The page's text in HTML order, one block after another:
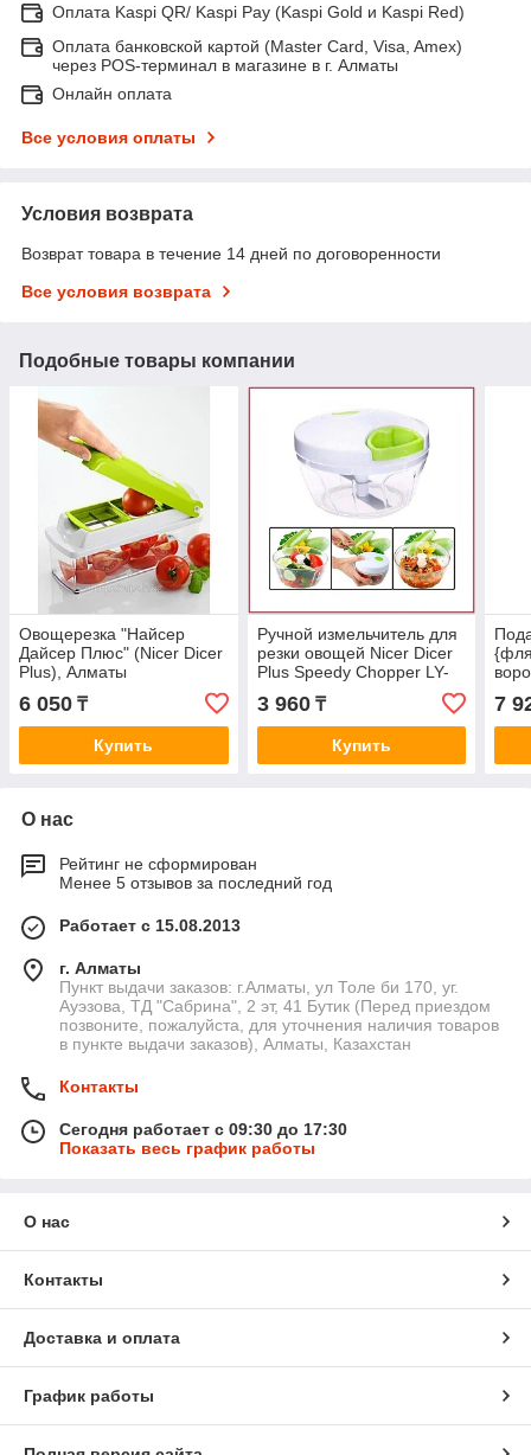
Оплата Kaspi QR/ Kaspi Pay (Kaspi Gold и Kaspi Red)
Оплата банковской картой (Master Card, Visa, Amex)
через POS-терминал в магазине в г. Алматы
Онлайн оплата
Все условия оплаты
Условия возврата
Возврат товара в течение 14 дней по договоренности
Все условия возврата
Подобные товары компании
Овощерезка "Найсер
Дайсер Плюс" (Nicer Dicer
Plus), Алматы
6 050 ₸
Купить
Ручной измельчитель для
резки овощей Nicer Dicer
Plus Speedy Chopper LY-
606 (Найсер Дайсер
Плюс) 400 мл
3 960₸
Купить
7
О нас
Рейтинг не сформирован
Менее 5 отзывов за последний год
Работает с 15.08.2013
г. Алматы
Пункт выдачи заказов: г.Алматы, ул Толе би 170, уг.
Ауэзова, ТД "Сабрина", 2 эт, 41 Бутик (Перед приездом
позвоните, пожалуйста, для уточнения наличия товаров
в пункте выдачи заказов), Алматы, Казахстан
Контакты
Сегодня работает с 09:30 до 17:30
Показать весь график работы
О нас
Контакты
Доставка и оплата
График работы